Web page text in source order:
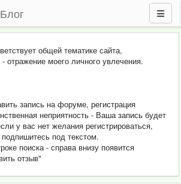
общей тематике сайта,
отражение моего личного увлечения.
запись на форуме, регистрация
неприятность - Ваша запись будет
у вас нет желания регистрироваться,
под текстом.
поиска - справа внизу появится
отзыв"